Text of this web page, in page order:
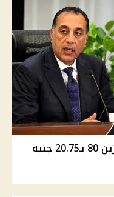
أسعار الوقود في مصر اليوم .. بنزين 80 بـ20.75 جنيه